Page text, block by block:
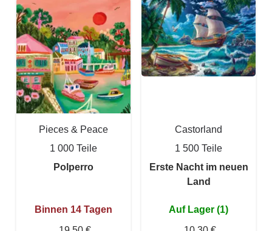
Pieces & Peace
1 000 Teile
Polperro
Binnen 14 Tagen
Castorland
1 500 Teile
Erste Nacht im neuen
Land
Auf Lager (1)